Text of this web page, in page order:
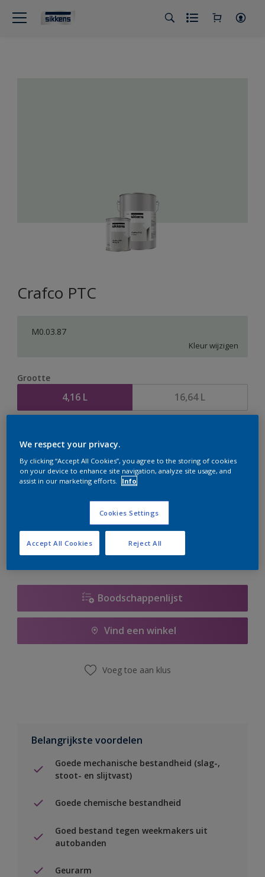
Crafco PTC
M0.03.87
Kleur wijzigen
Grootte
4,16 L 16,64 L
te bestellen. Houd de website in de gaten, we werken
er hard aan om de voorraad aan te vullen.
Boodschappenlijst
Vind een winkel
Voeg toe aan klus
Belangrijkste voordelen
Goede mechanische bestandheid (slag-,
stoot- en slijtvast)
Goede chemische bestandheid
Goed bestand tegen weekmakers uit
autobanden
Geurarm
We respect your privacy.
By clicking “Accept All Cookies”, you agree to the storing of cookies
on your device to enhance site navigation, analyze site usage, and
assist in our marketing efforts.
Info
Cookies Settings
Reject All
Accept All Cookies